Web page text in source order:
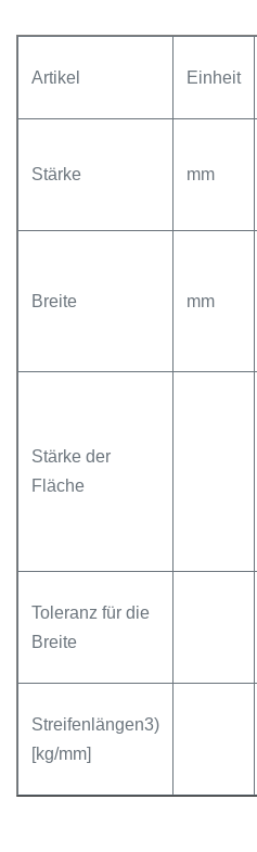
Artikel Einheit
Stärke mm
Breite mm
Stärke der
Fläche
Toleranz für die
Breite
Streifenlängen3)
[kg/mm]